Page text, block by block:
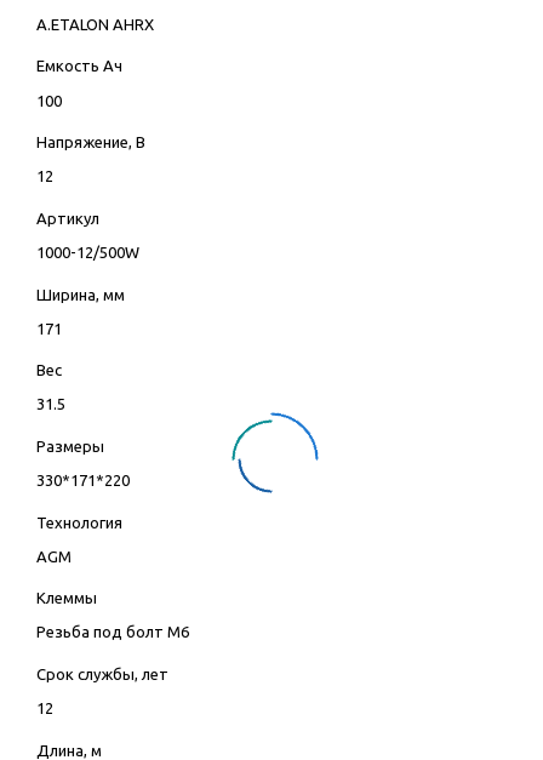
A.ETALON AHRX
Емкость Ач
100
Напряжение, В
12
Артикул
1000-12/500W
Ширина, мм
171
Вес
31.5
Размеры
330*171*220
Технология
AGM
Клеммы
Резьба под болт М6
Срок службы, лет
12
Длина, м